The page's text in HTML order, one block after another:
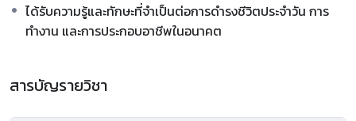
ได้รับความรู้และทักษะที่จำเป็นต่อการดำรงชีวิตประจำวัน การ
ทำงาน และการประกอบอาชีพในอนาคต
สารบัญรายวิชา